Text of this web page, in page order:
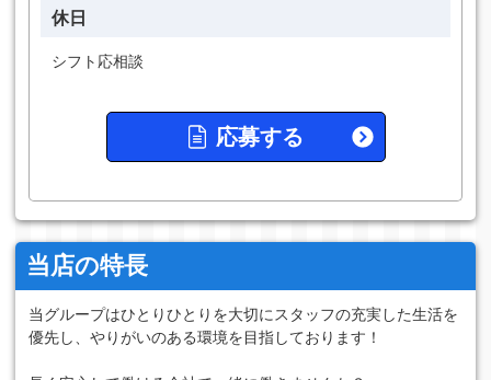
休日
シフト応相談
応募する
当店の特長
当グループはひとりひとりを大切にスタッフの充実した生活を
優先し、やりがいのある環境を目指しております！